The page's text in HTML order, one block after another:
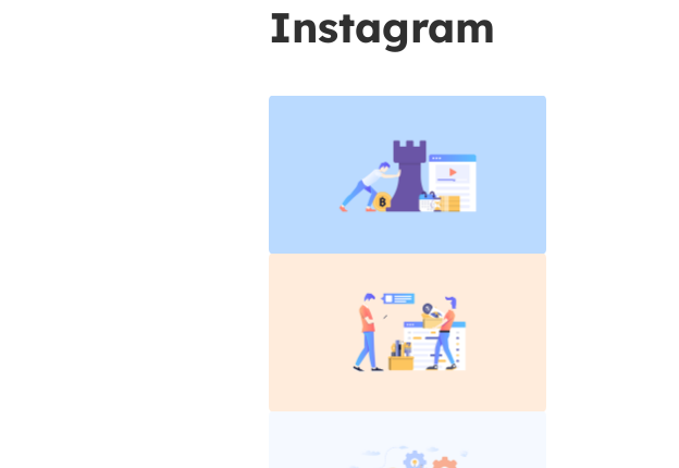
Instagram